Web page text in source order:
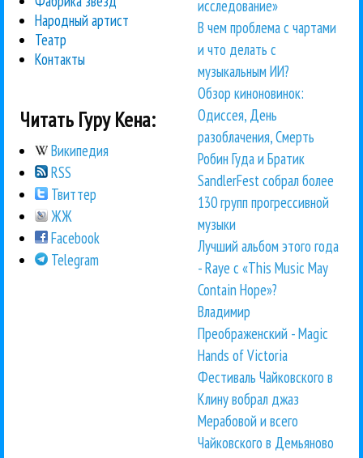
Народный артист
Театр
Контакты
Читать Гуру Кена:
Википедия
RSS
Твиттер
ЖЖ
Facebook
Telegram
исследование»
В чем проблема с чартами
и что делать с
музыкальным ИИ?
Обзор киноновинок:
Одиссея, День
разоблачения, Смерть
Робин Гуда и Братик
SandlerFest собрал более
130 групп прогрессивной
музыки
Лучший альбом этого года
- Raye с «This Music May
Contain Hope»?
Владимир
Преображенский - Magic
Hands of Victoria
Фестиваль Чайковского в
Клину вобрал джаз
Мерабовой и всего
Чайковского в Демьяново